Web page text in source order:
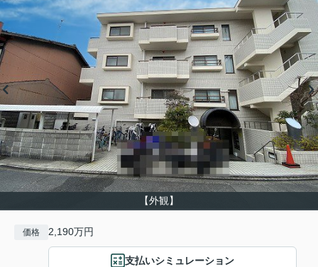
【外観】
価格 2,190万円
支払いシミュレーション